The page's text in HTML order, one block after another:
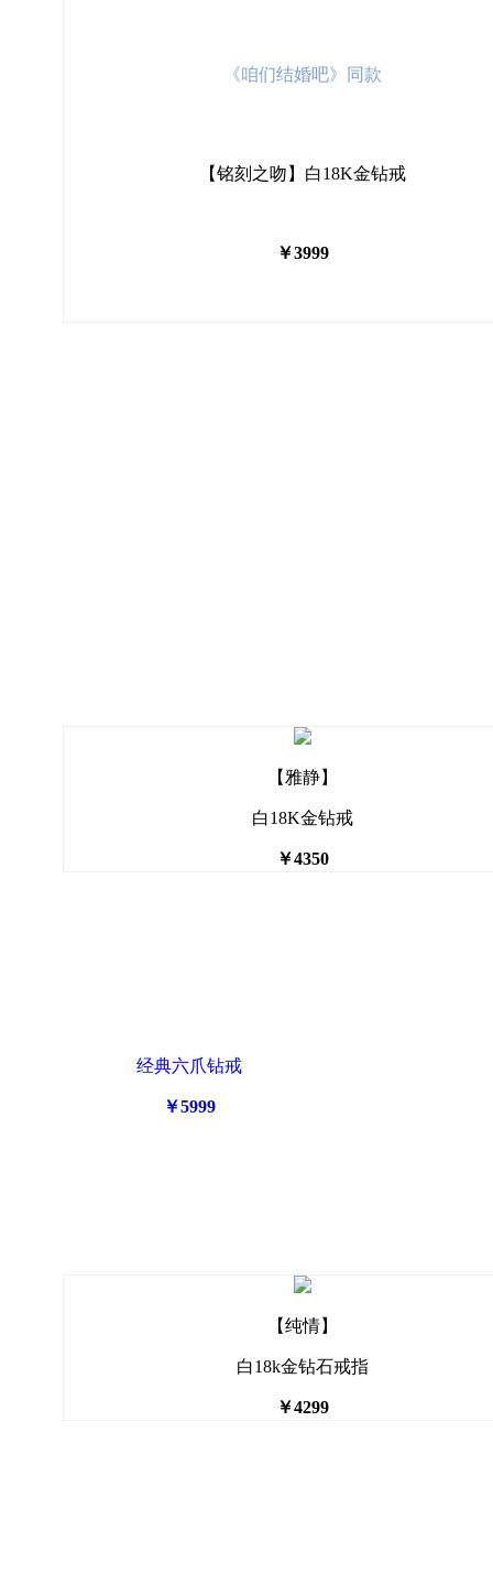
《咱们结婚吧》同款
【铭刻之吻】白18K金钻戒
￥3999
【雅静】
白18K金钻戒
￥4350
经典六爪钻戒
￥5999
【纯情】
白18k金钻石戒指
￥4299